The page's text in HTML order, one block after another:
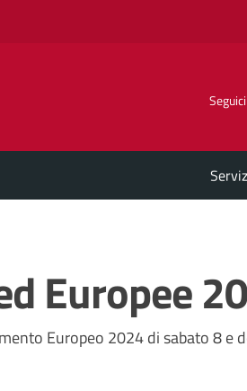
Europee
Europeo 2024 di sabato 8 e